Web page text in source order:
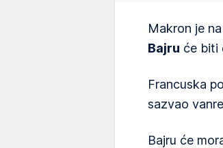
Makron je
Bajru će biti
Francuska
sazvao
Bajru će